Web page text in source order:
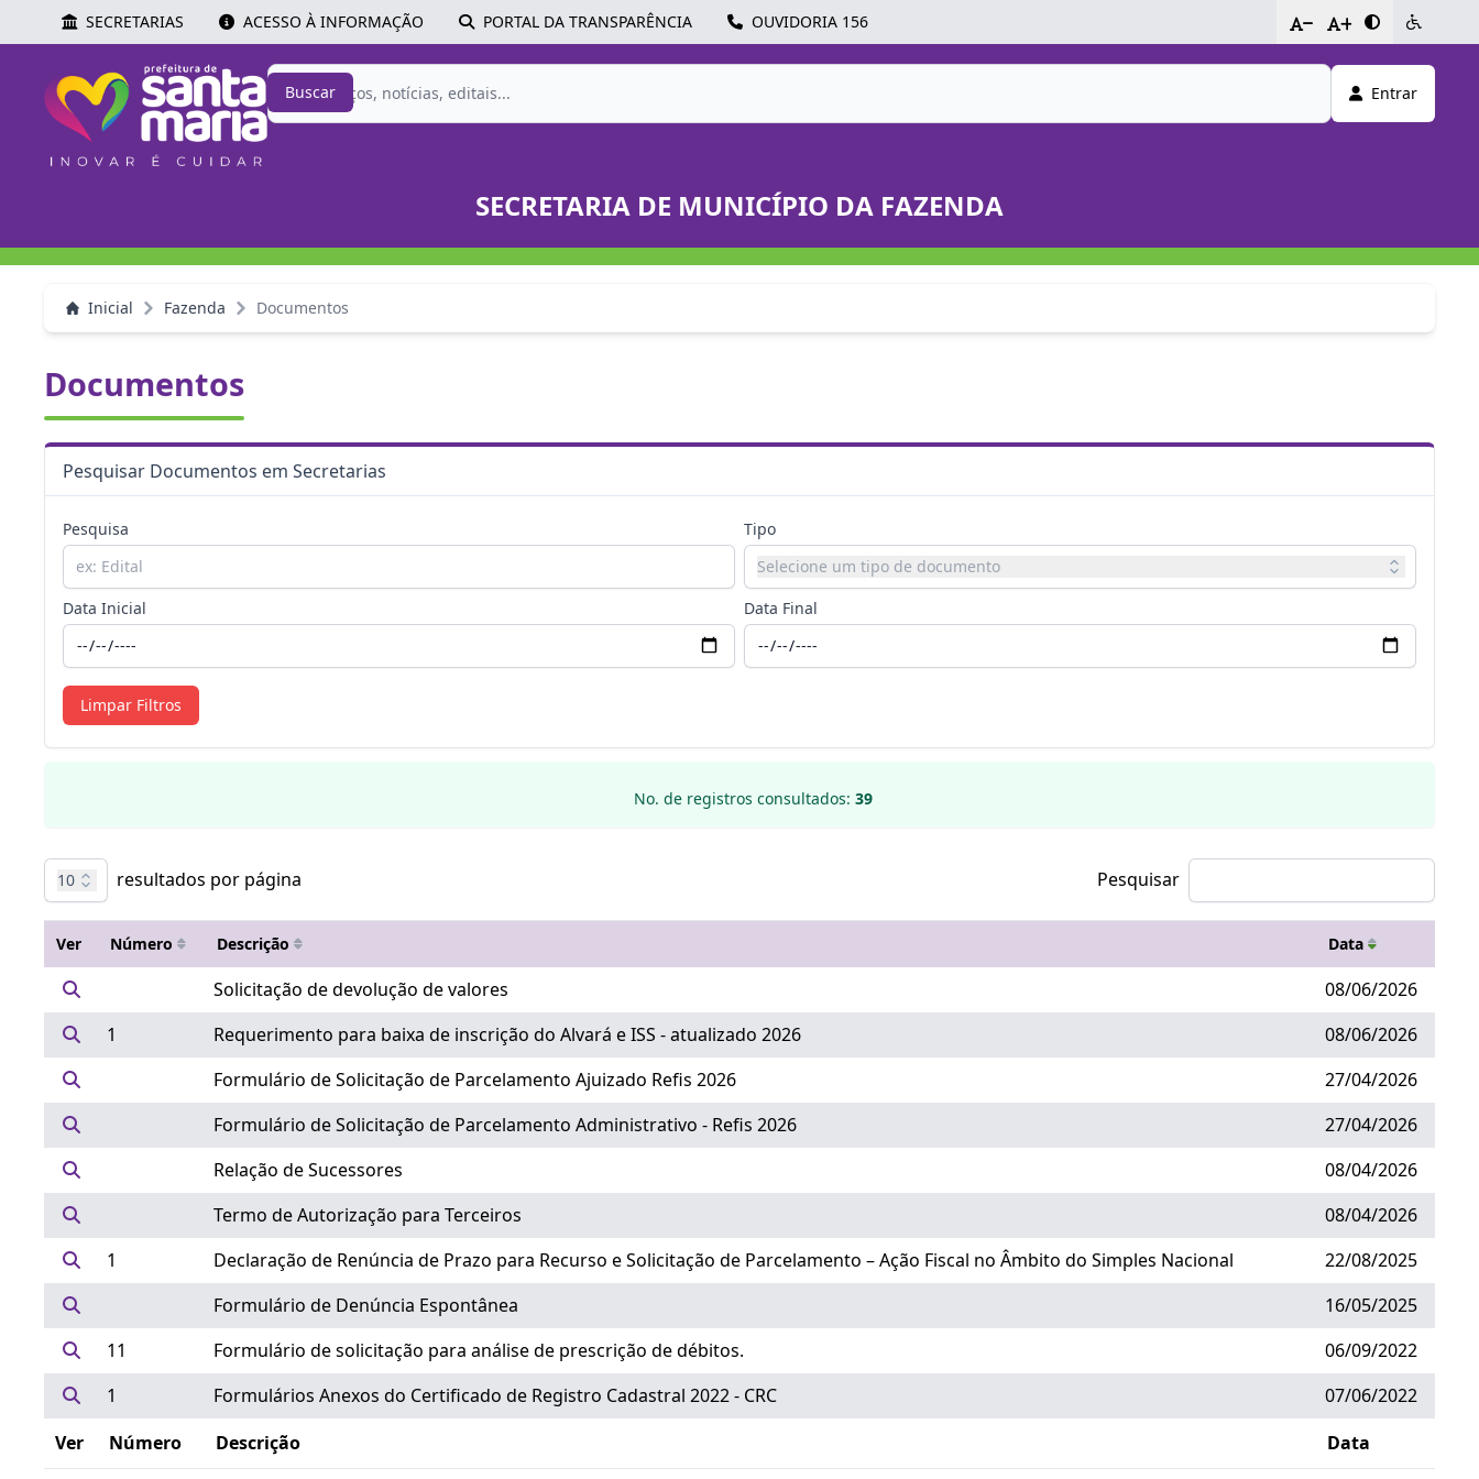
SECRETARIAS ACESSO À INFORMAÇÃO PORTAL DA TRANSPARÊNCIA OUVIDORIA 156 - +
Buscar Entrar
SECRETARIA DE MUNICÍPIO DA FAZENDA
Inicial Fazenda Documentos
Documentos
Pesquisar Documentos em Secretarias
Pesquisa
Tipo
Selecione um tipo de documento
Data Inicial
Data Final
Limpar Filtros
No. de registros consultados: 39
10 resultados por página Pesquisar
Ver Número Descrição Data
Solicitação de devolução de valores
08/06/2026
1
Requerimento para baixa de inscrição do Alvará e ISS - atualizado 2026
08/06/2026
Formulário de Solicitação de Parcelamento Ajuizado Refis 2026
27/04/2026
Formulário de Solicitação de Parcelamento Administrativo - Refis 2026
27/04/2026
Relação de Sucessores
08/04/2026
Termo de Autorização para Terceiros
08/04/2026
1
Declaração de Renúncia de Prazo para Recurso e Solicitação de Parcelamento – Ação Fiscal no Âmbito do Simples Nacional
22/08/2025
Formulário de Denúncia Espontânea
16/05/2025
11
Formulário de solicitação para análise de prescrição de débitos.
06/09/2022
1
Formulários Anexos do Certificado de Registro Cadastral 2022 - CRC
07/06/2022
Ver
Número Descrição Data